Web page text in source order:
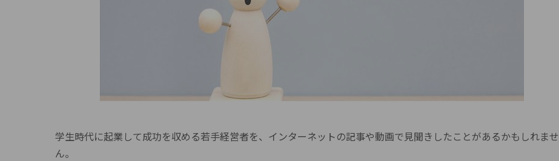
学生時代に起業して成功を収める若手経営者を、インターネットの記事や動画で見聞きしたことがあるかもしれませ
ん。